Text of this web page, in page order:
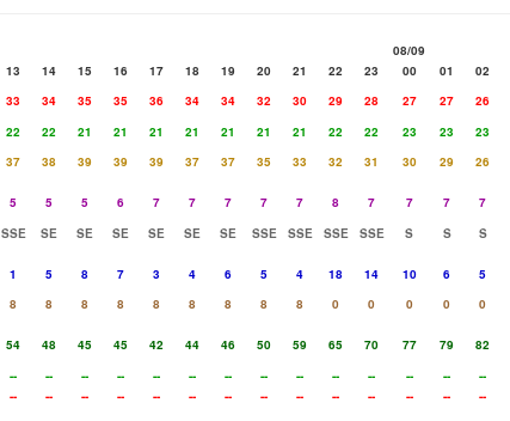
08/09
13 14 15 16 17 18 19 20 21 22 23 00 01 02
33 34 35 35 36 34 34 32 30 29 28 27 27 26
22 22 21 21 21 21 21 21 21 22 22 23 23 23
37 38 39 39 39 37 37 35 33 32 31 30 29 26
5 5 5 6 7 7 7 7 7 8 7 7 7 7
SSE SE SE SE SE SE SE SSE SSE SSE SSE S S S
1 5 8 7 3 4 6 5 4 18 14 10 6 5
8 8 8 8 8 8 8 8 8 0 0 0 0 0
54 48 45 45 42 44 46 50 59 65 70 77 79 82
-- -- -- -- -- -- -- -- -- -- -- -- -- --
-- -- -- -- -- -- -- -- -- -- -- -- -- --